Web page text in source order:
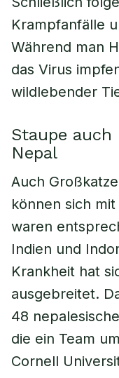
Krampfanfälle
Während man
das Virus
wildlebender
Staupe auch
Nepal
Auch
können sich
waren
Indien und
Krankheit hat
ausgebreitet.
48
die ein Team
Cornell